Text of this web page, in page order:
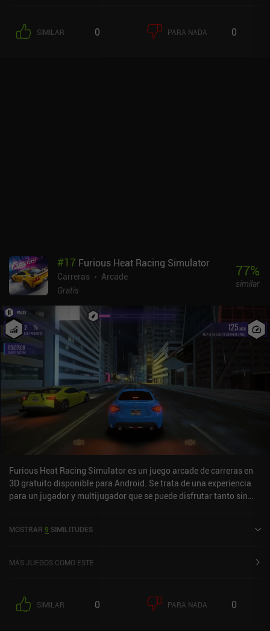
SIMILAR 0 PARA NADA 0
#17 Furious Heat Racing Simulator
Carreras
Arcade
Gratis
77%
similar
Furious Heat Racing Simulator es un juego arcade de carreras en
3D gratuito disponible para Android. Se trata de una experiencia
para un jugador y multijugador que se puede disfrutar tanto sin
valoración de 3,6 sobre 5,0 en Google Play.
MOSTRAR 9 SIMILITUDES
MÁS JUEGOS COMO ESTE
SIMILAR 0 PARA NADA 0